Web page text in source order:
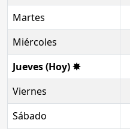
Martes
Miércoles
Jueves (Hoy) ✸
Viernes
Sábado